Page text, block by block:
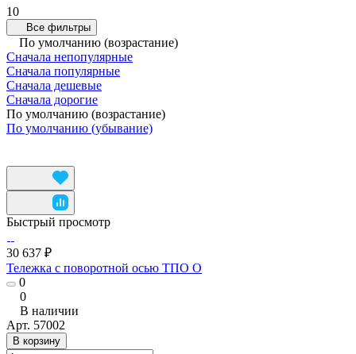
10
Все фильтры
По умолчанию (возрастание)
Сначала непопулярные
Сначала популярные
Сначала дешевые
Сначала дорогие
По умолчанию (возрастание)
По умолчанию (убывание)
Быстрый просмотр
30 637 ₽
Тележка с поворотной осью ТПО О
0
0
В наличии
Арт. 57002
В корзину